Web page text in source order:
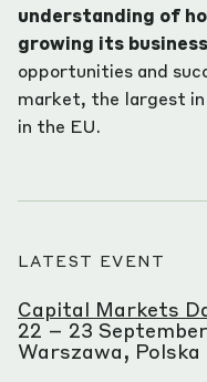
understanding of
growing its business
opportunities and
market, the largest
in the EU.
LATEST EVENT
Capital Markets
22 – 23
Warszawa, Polska